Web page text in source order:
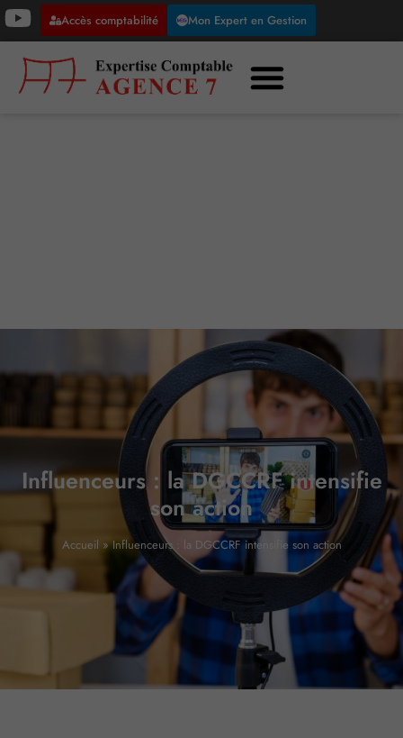
Accès comptabilité Mon Expert en Gestion
Influenceurs : la DGCCRF intensifie
son action
Accueil »Influenceurs : la DGCCRF intensifie son action